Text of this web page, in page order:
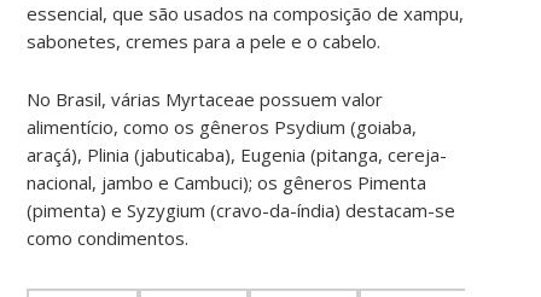
essencial, que são usados na composição de xampu,
sabonetes, cremes para a pele e o cabelo.
No Brasil, várias Myrtaceae possuem valor
alimentício, como os gêneros Psydium (goiaba,
araçá), Plinia (jabuticaba), Eugenia (pitanga, cereja-
nacional, jambo e Cambuci); os gêneros Pimenta
(pimenta) e Syzygium (cravo-da-índia) destacam-se
como condimentos.